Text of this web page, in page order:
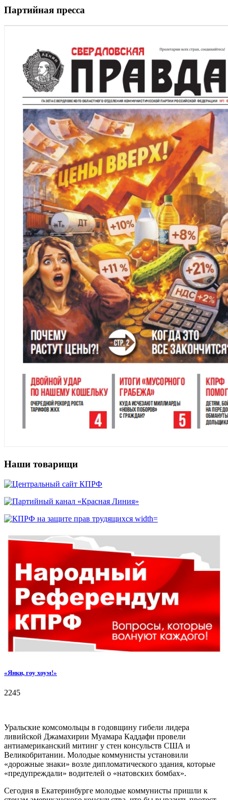
Партийная пресса
Наши товарищи
«Янки, гоу хоум!»
2245
Уральские комсомольцы в годовщину гибели лидера
ливийской Джамахирии Муамара Каддафи провели
антиамериканский митинг у стен консульств США и
Великобритании. Молодые коммунисты установили
«дорожные знаки» возле дипломатического здания, которые
«предупреждали» водителей о «натовских бомбах».
Сегодня в Екатеринбурге молодые коммунисты пришли к